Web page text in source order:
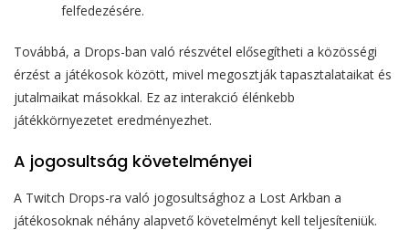
felfedezésére.
Továbbá, a Drops-ban való részvétel elősegítheti a közösségi
érzést a játékosok között, mivel megosztják tapasztalataikat és
jutalmaikat másokkal. Ez az interakció élénkebb
játékkörnyezetet eredményezhet.
A jogosultság követelményei
A Twitch Drops-ra való jogosultsághoz a Lost Arkban a
játékosoknak néhány alapvető követelményt kell teljesíteniük.